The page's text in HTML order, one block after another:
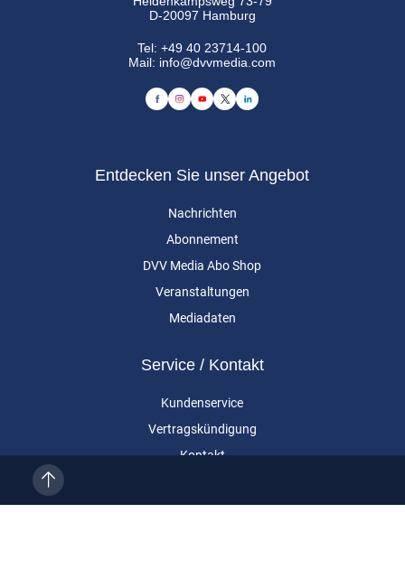
D-20097 Hamburg
Tel:+49 40 23714-100
Mail: info@dvvmedia.com
Entdecken Sie unser Angebot
Nachrichten
Abonnement
DVV Media Abo Shop
Veranstaltungen
Mediadaten
Service / Kontakt
Kundenservice
Vertragskündigung
Kontakt